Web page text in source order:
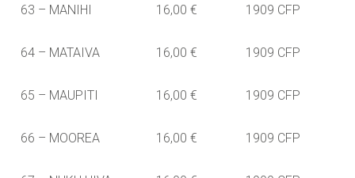
63 – MANIHI 16,00 € 1909 CFP
64 – MATAIVA 16,00 € 1909 CFP
65 – MAUPITI 16,00 € 1909 CFP
66 – MOOREA 16,00 € 1909 CFP